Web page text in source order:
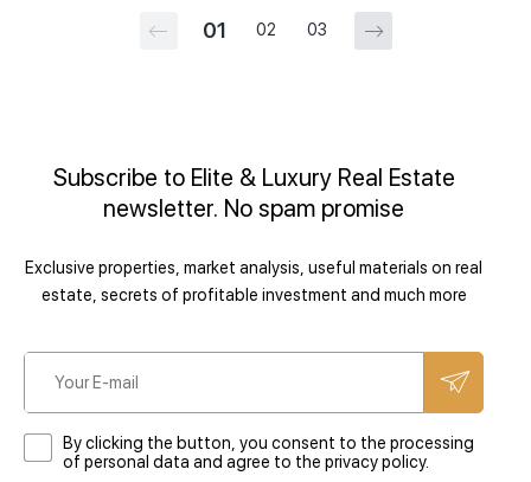
01 02 03
Subscribe to Elite & Luxury Real Estate
newsletter. No spam promise
Exclusive properties, market analysis, useful materials on real
estate, secrets of profitable investment and much more
By clicking the button, you consent to the processing
of personal data and agree to the privacy policy.